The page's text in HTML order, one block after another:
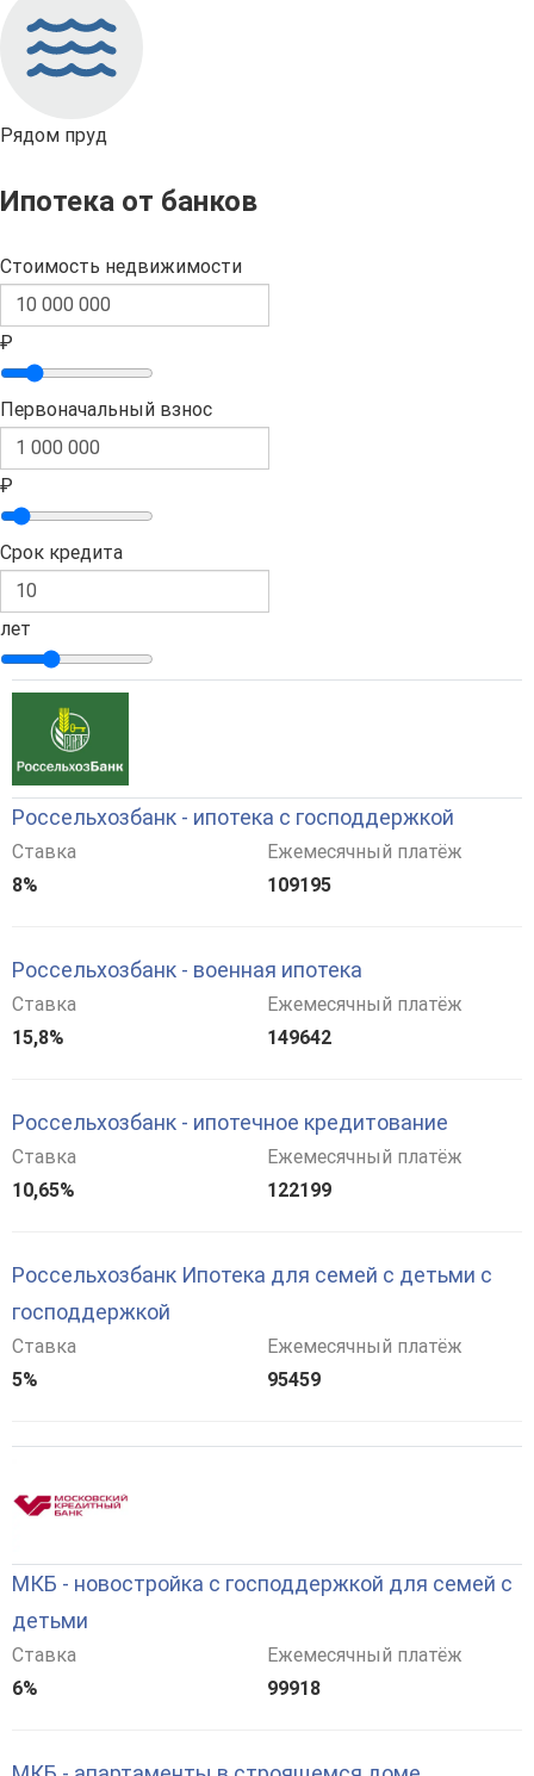
Рядом пруд
Ипотека от банков
Стоимость недвижимости
₽
Первоначальный взнос
₽
Срок кредита
лет
Россельхозбанк - ипотека с господдержкой
Ставка
8%
Ежемесячный платёж
109195
Россельхозбанк - военная ипотека
Ставка
15,8%
Ежемесячный платёж
149642
Россельхозбанк - ипотечное кредитование
Ставка
10,65%
Ежемесячный платёж
122199
Россельхозбанк Ипотека для семей с детьми с
господдержкой
Ставка
5%
Ежемесячный платёж
95459
МКБ - новостройка с господдержкой для семей с
детьми
Ставка
6%
Ежемесячный платёж
99918